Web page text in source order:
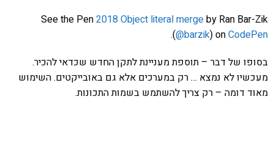
See the Pen2018 Object literal mergeby Ran Bar-Zik
(@barzik) onCodePen
.
בסופו של דבר – תוספת מעניינת לתקן החדש שכדאי להכיר.
מעכשיו לא נמצא … רק במערכים אלא גם באובייקטים. השימוש
מאוד דומה – רק צריך להשתמש בשמות התכונות.